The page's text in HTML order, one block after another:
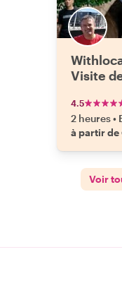
Visite
4.5
2 heures•
à partir de
Voir